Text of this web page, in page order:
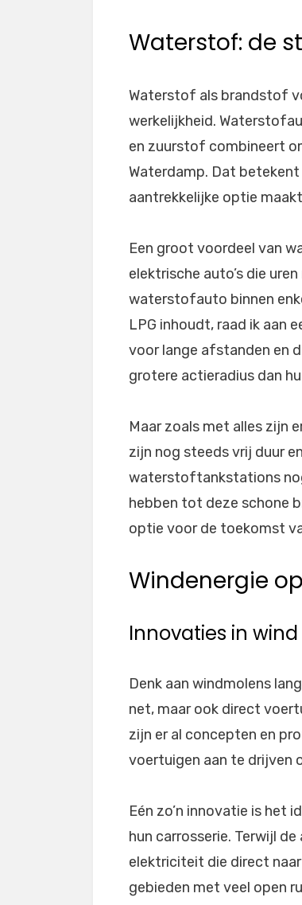
Waterstof: de
Waterstof als brandstof
werkelijkheid.
en zuurstof combineert
Waterdamp. Dat
aantrekkelijke optie
Een groot voordeel van
elektrische auto’s die
waterstofauto binnen
LPG inhoudt, raad ik aan
voor lange afstanden en
grotere actieradius dan
Maar zoals met alles zijn
zijn nog steeds vrij duur
waterstoftankstations
hebben tot deze schone
optie voor de toekomst
Windenergie
Innovaties in
Denk aan windmolens
net, maar ook direct
zijn er al concepten en
voertuigen aan te drijven
Eén zo’n innovatie is het
hun carrosserie. Terwijl
elektriciteit die direct
gebieden met veel open